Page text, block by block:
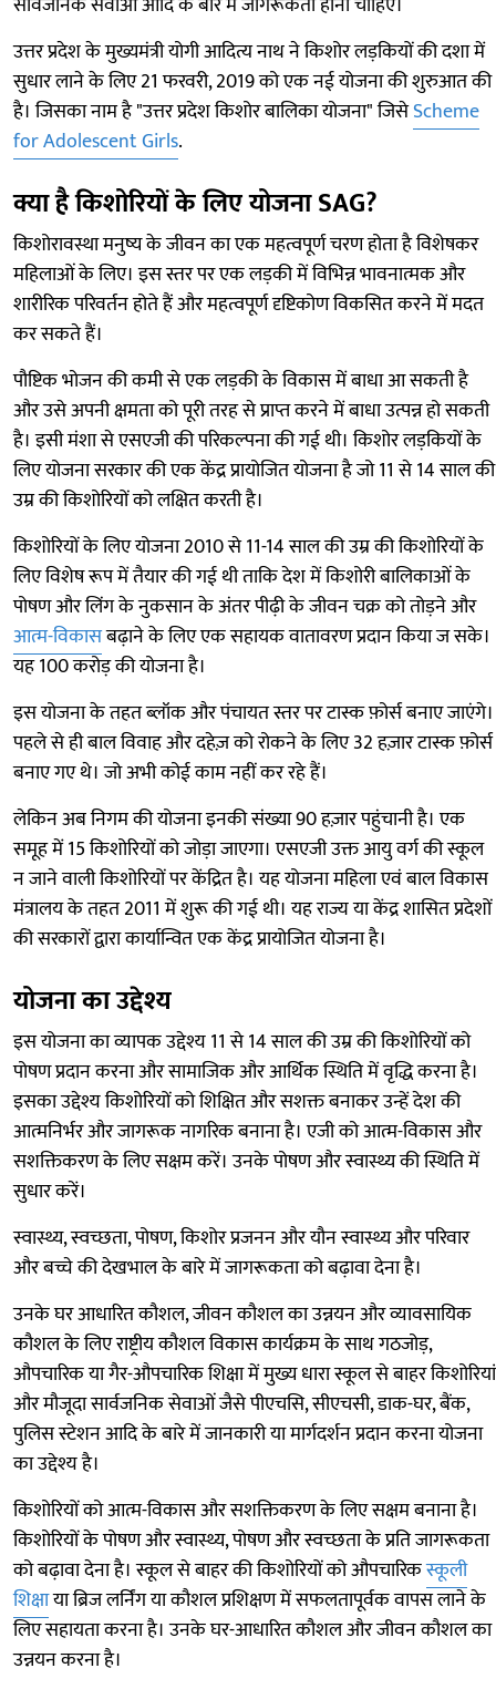
उत्तर प्रदेश के मुख्यमंत्री योगी आदित्य नाथ ने किशोर लड़कियों की दशा में
सुधार लाने के लिए 21 फरवरी, 2019 को एक नई योजना की शुरुआत की
है। जिसका नाम है "उत्तर प्रदेश किशोर बालिका योजना" जिसेScheme
for Adolescent Girls.
क्या है किशोरियों के लिए योजना SAG?
किशोरावस्था मनुष्य के जीवन का एक महत्वपूर्ण चरण होता है विशेषकर
महिलाओं के लिए। इस स्तर पर एक लड़की में विभिन्न भावनात्मक और
शारीरिक परिवर्तन होते हैं और महत्वपूर्ण दृष्टिकोण विकसित करने में मदत
कर सकते हैं।
पौष्टिक भोजन की कमी से एक लड़की के विकास में बाधा आ सकती है
और उसे अपनी क्षमता को पूरी तरह से प्राप्त करने में बाधा उत्पन्न हो सकती
है। इसी मंशा से एसएजी की परिकल्पना की गई थी। किशोर लड़कियों के
लिए योजना सरकार की एक केंद्र प्रायोजित योजना है जो 11 से 14 साल की
उम्र की किशोरियों को लक्षित करती है।
किशोरियों के लिए योजना 2010 से 11-14 साल की उम्र की किशोरियों के
लिए विशेष रूप में तैयार की गई थी ताकि देश में किशोरी बालिकाओं के
पोषण और लिंग के नुकसान के अंतर पीढ़ी के जीवन चक्र को तोड़ने और
आत्म-विकासबढ़ाने के लिए एक सहायक वातावरण प्रदान किया ज सके।
यह 100 करोड़ की योजना है।
इस योजना के तहत ब्लॉक और पंचायत स्तर पर टास्क फ़ोर्स बनाए जाएंगे।
पहले से ही बाल विवाह और दहेज़ को रोकने के लिए 32 हज़ार टास्क फ़ोर्स
बनाए गए थे। जो अभी कोई काम नहीं कर रहे हैं।
लेकिन अब निगम की योजना इनकी संख्या 90 हज़ार पहुंचानी है। एक
समूह में 15 किशोरियों को जोड़ा जाएगा। एसएजी उक्त आयु वर्ग की स्कूल
न जाने वाली किशोरियों पर केंद्रित है। यह योजना महिला एवं बाल विकास
मंत्रालय के तहत 2011 में शुरू की गई थी। यह राज्य या केंद्र शासित प्रदेशों
की सरकारों द्वारा कार्यान्वित एक केंद्र प्रायोजित योजना है।
योजना का उद्देश्य
इस योजना का व्यापक उद्देश्य 11 से 14 साल की उम्र की किशोरियों को
पोषण प्रदान करना और सामाजिक और आर्थिक स्थिति में वृद्धि करना है।
इसका उद्देश्य किशोरियों को शिक्षित और सशक्त बनाकर उन्हें देश की
आत्मनिर्भर और जागरूक नागरिक बनाना है। एजी को आत्म-विकास और
सशक्तिकरण के लिए सक्षम करें। उनके पोषण और स्वास्थ्य की स्थिति में
सुधार करें।
स्वास्थ्य, स्वच्छता, पोषण, किशोर प्रजनन और यौन स्वास्थ्य और परिवार
और बच्चे की देखभाल के बारे में जागरूकता को बढ़ावा देना है।
उनके घर आधारित कौशल, जीवन कौशल का उन्नयन और व्यावसायिक
कौशल के लिए राष्ट्रीय कौशल विकास कार्यक्रम के साथ गठजोड़,
औपचारिक या गैर-औपचारिक शिक्षा में मुख्य धारा स्कूल से बाहर किशोरियां
और मौजूदा सार्वजनिक सेवाओं जैसे पीएचसि, सीएचसी, डाक-घर, बैंक,
पुलिस स्टेशन आदि के बारे में जानकारी या मार्गदर्शन प्रदान करना योजना
का उद्देश्य है।
किशोरियों को आत्म-विकास और सशक्तिकरण के लिए सक्षम बनाना है।
किशोरियों के पोषण और स्वास्थ्य, पोषण और स्वच्छता के प्रति जागरूकता
को बढ़ावा देना है। स्कूल से बाहर की किशोरियों को औपचारिकस्कूली
शिक्षाया ब्रिज लर्निंग या कौशल प्रशिक्षण में सफलतापूर्वक वापस लाने के
लिए सहायता करना है। उनके घर-आधारित कौशल और जीवन कौशल का
उन्नयन करना है।